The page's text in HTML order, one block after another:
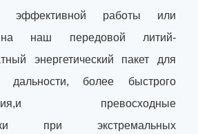
эффективной работы или
на наш передовой литий-
энергетический пакет для
дальности, более быстрого
превосходные
при экстремальных